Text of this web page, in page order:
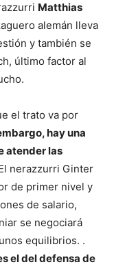
Matthias
alemán lleva
y también se
último factor al
el trato va por
hay una
atender las
nerazzurri Ginter
de primer nivel y
de salario,
se negociará
equilibrios. .
el del defensa de